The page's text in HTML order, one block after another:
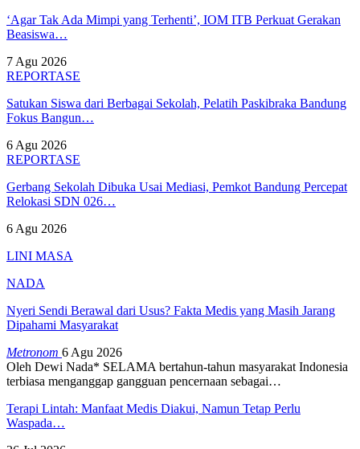
‘Agar Tak Ada Mimpi yang Terhenti’, IOM ITB Perkuat Gerakan
Beasiswa…
7 Agu 2026
REPORTASE
Satukan Siswa dari Berbagai Sekolah, Pelatih Paskibraka Bandung
Fokus Bangun…
6 Agu 2026
REPORTASE
Gerbang Sekolah Dibuka Usai Mediasi, Pemkot Bandung Percepat
Relokasi SDN 026…
6 Agu 2026
LINI MASA
NADA
Nyeri Sendi Berawal dari Usus? Fakta Medis yang Masih Jarang
Dipahami Masyarakat
Metronom 6 Agu 2026
Oleh Dewi Nada* SELAMA bertahun-tahun masyarakat Indonesia
terbiasa menganggap gangguan pencernaan sebagai…
Terapi Lintah: Manfaat Medis Diakui, Namun Tetap Perlu
Waspada…